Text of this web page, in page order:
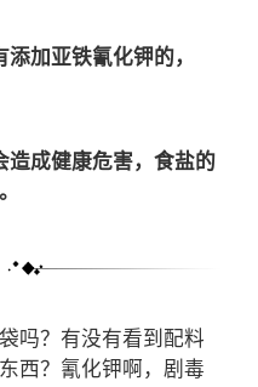
加亚铁氰化钾的，
造成健康危害，食盐的
吗？有没有看到配料
西？氰化钾啊，剧毒